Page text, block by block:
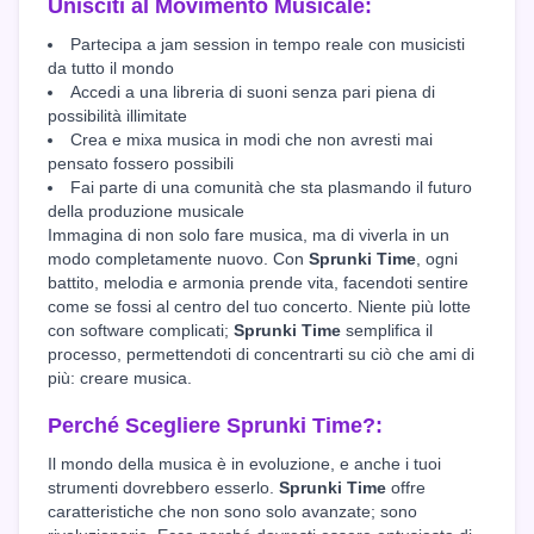
Unisciti al Movimento Musicale:
Partecipa a jam session in tempo reale con musicisti
da tutto il mondo
Accedi a una libreria di suoni senza pari piena di
possibilità illimitate
Crea e mixa musica in modi che non avresti mai
pensato fossero possibili
Fai parte di una comunità che sta plasmando il futuro
della produzione musicale
Immagina di non solo fare musica, ma di viverla in un
modo completamente nuovo. Con Sprunki Time, ogni
battito, melodia e armonia prende vita, facendoti sentire
come se fossi al centro del tuo concerto. Niente più lotte
con software complicati; Sprunki Time semplifica il
processo, permettendoti di concentrarti su ciò che ami di
più: creare musica.
Perché Scegliere Sprunki Time?:
Il mondo della musica è in evoluzione, e anche i tuoi
strumenti dovrebbero esserlo. Sprunki Time offre
caratteristiche che non sono solo avanzate; sono